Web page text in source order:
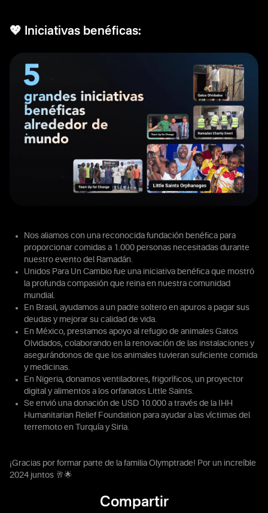
💖 Iniciativas benéficas:
Nos aliamos con una reconocida fundación benéfica para
proporcionar comidas a 1.000 personas necesitadas durante
nuestro evento del Ramadán.
Unidos Para Un Cambio fue una iniciativa benéfica que mostró
la profunda compasión que reina en nuestra comunidad
mundial.
En Brasil, ayudamos a un padre soltero en apuros a pagar sus
deudas y mejorar su calidad de vida.
En México, prestamos apoyo al refugio de animales Gatos
Olvidados, colaborando en la renovación de las instalaciones y
asegurándonos de que los animales tuvieran suficiente comida
y medicinas.
En Nigeria, donamos ventiladores, frigoríficos, un proyector
digital y alimentos a los orfanatos Little Saints.
Se envió una donación de USD 10.000 a través de la IHH
Humanitarian Relief Foundation para ayudar a las víctimas del
terremoto en Turquía y Siria.
¡Gracias por formar parte de la familia Olymptrade! Por un increíble
2024 juntos 🥂🌟
Compartir